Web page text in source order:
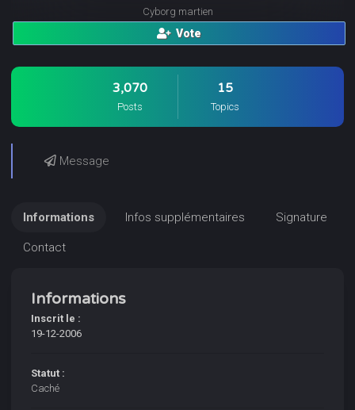
Cyborg martien
Vote
3,070
Posts
15
Topics
Message
Informations Infos supplémentaires Signature
Contact
Informations
Inscrit le :
19-12-2006
Statut :
Caché